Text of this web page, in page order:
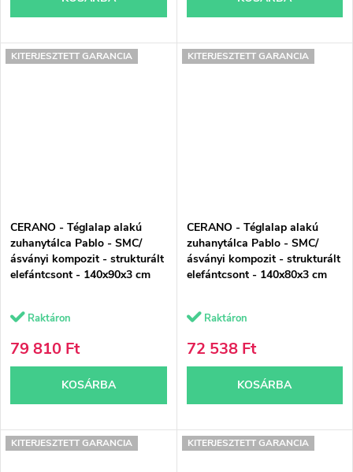
KITERJESZTETT GARANCIA
CERANO - Téglalap alakú
zuhanytálca Pablo - SMC/
ásványi kompozit - strukturált
elefántcsont - 140x90x3 cm
Raktáron
79 810 Ft
KOSÁRBA
KITERJESZTETT GARANCIA
CERANO - Téglalap alakú
zuhanytálca Pablo - SMC/
ásványi kompozit - strukturált
elefántcsont - 140x80x3 cm
Raktáron
72 538 Ft
KOSÁRBA
KITERJESZTETT GARANCIA KITERJESZTETT GARANCIA